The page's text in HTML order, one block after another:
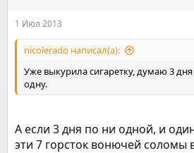
1 Июл 2013
nicolerado написал(а):
Уже выкурила сигаретку, думаю 3
одну.
А если 3 дня по ни одной, и
эти 7 горсток вонючей соломы